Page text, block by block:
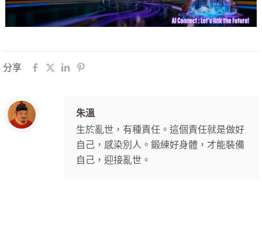
分享
朱溫
生於亂世，有種責任。這個責任就是做好
自己，感染別人。鍛練好身體，才能裝備
自己，迎接亂世。